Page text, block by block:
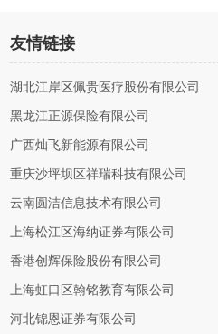
友情链接
湖北江岸区佩贵医疗股份有限公司
黑龙江正源保险有限公司
广西灿飞新能源有限公司
重庆沙坪坝区祥瑞科技有限公司
云南圆洁信息技术有限公司
上海松江区海纳证券有限公司
香港创辉保险股份有限公司
上海虹口区翰铭教育有限公司
河北锦恩证券有限公司